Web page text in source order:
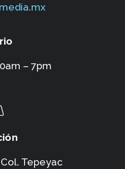
– 7pm
Tepeyac